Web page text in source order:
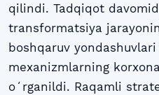
qilindi. Tadqiqot
transformatsiya
boshqaruv
mexanizmlarning
oʻrganildi. Raqamli